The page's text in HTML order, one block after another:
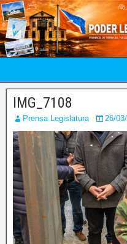
IMG_7108
Prensa Legislatura 26/